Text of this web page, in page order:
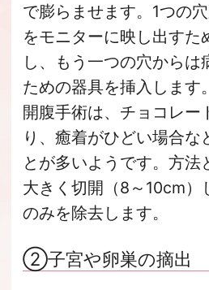
で膨らませます。1つの
をモニターに映し出すた
し、もう一つの穴からは
ための器具を挿入します。
開腹手術は、チョコレー
り、癒着がひどい場合な
とが多いようです。方法
大きく切開（8～10cm）
のみを除去します。
②子宮や卵巣の摘出